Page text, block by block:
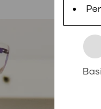
aan OLVG
digitaal kunt
Lees meer